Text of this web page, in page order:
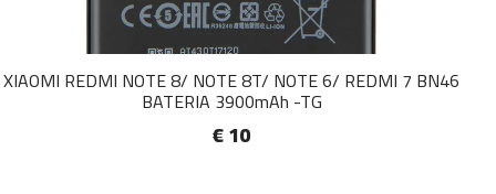
XIAOMI REDMI NOTE 8/ NOTE 8T/ NOTE 6/ REDMI 7 BN46
BATERIA 3900mAh -TG
€ 10